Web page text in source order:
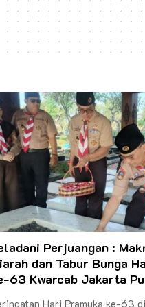
Perjuangan :
dan Tabur Bunga
63 Kwarcab Jakarta
Hari Pramuka ke-63